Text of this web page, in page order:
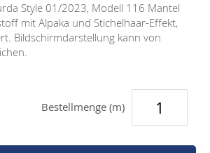
Style 01/2023, Modell 116 Mantel
mit Alpaka und Stichelhaar-Effekt,
Bildschirmdarstellung kann von
Bestellmenge (m)